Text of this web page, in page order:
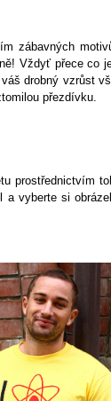
zábavných
Vždyť přece co
váš drobný vzrůst
přezdívku.
prostřednictvím
a vyberte si